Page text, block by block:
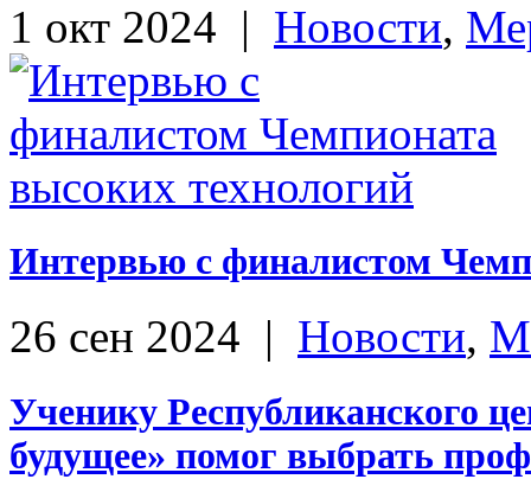
1 окт 2024 | Новости,
Интервью с финалистом
26 сен 2024 | Новости,
Ученику Республиканского
будущее» помог выбрать